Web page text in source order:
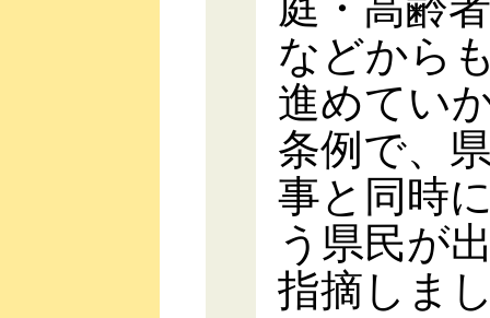
などから
進めてい
条例で、
事と同時
う県民が
指摘しま